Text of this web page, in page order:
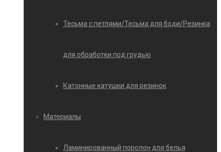
Тесьма с петлями/Тесьма для боди/Резинка
для обработки под грудью
Катонные катушки для резинок
Материалы
Ламинированный поролон для белья